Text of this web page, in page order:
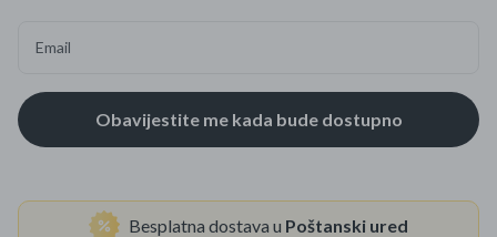
Email
Besplatna dostava u Poštanski ured